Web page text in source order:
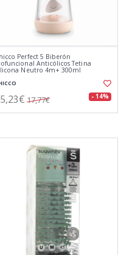
Perfect 5 Biberón
Anticólicos Tetina
Neutro 4m+ 300ml
17,77€ - 14%